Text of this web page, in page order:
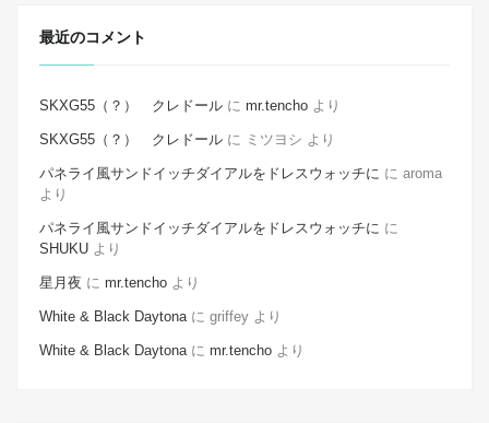
最近のコメント
SKXG55（？） クレドール に mr.tencho より
SKXG55（？） クレドール に ミツヨシ より
パネライ風サンドイッチダイアルをドレスウォッチに に aroma
より
パネライ風サンドイッチダイアルをドレスウォッチに に
SHUKU より
星月夜 に mr.tencho より
White & Black Daytona に griffey より
White & Black Daytona に mr.tencho より